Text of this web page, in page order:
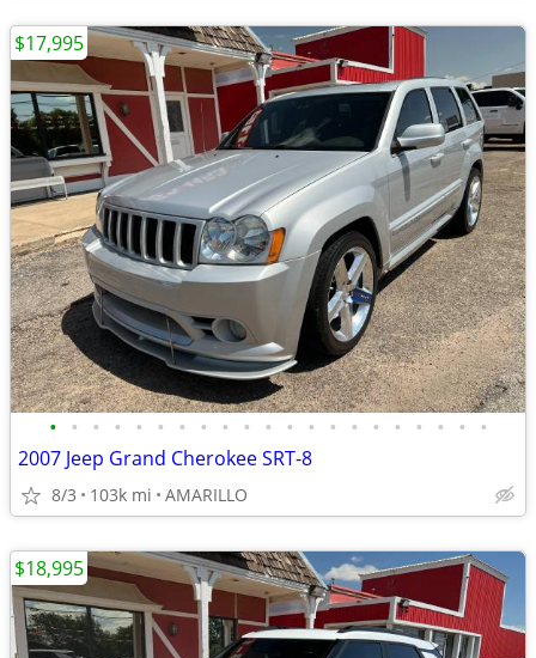
• • • • • • • • • • • • • • • • • • • • •
2007 Jeep Grand Cherokee SRT-8
8/3 103k mi AMARILLO
$17,995
$18,995